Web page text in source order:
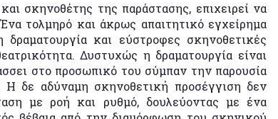
σκηνοθέτης της παράστασης, επιχειρεί να
τολμηρό και άκρως απαιτητικό εγχείρημα
και εύστροφες σκηνοθετικές
Δυστυχώς η δραματουργία είναι
στο προσωπικό του σύμπαν την παρουσία
δε αδύναμη σκηνοθετική προσέγγιση δεν
με ροή και ρυθμό, δουλεύοντας με ένα